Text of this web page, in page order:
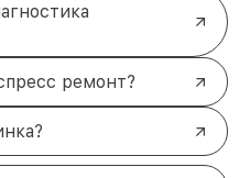
ремонт?